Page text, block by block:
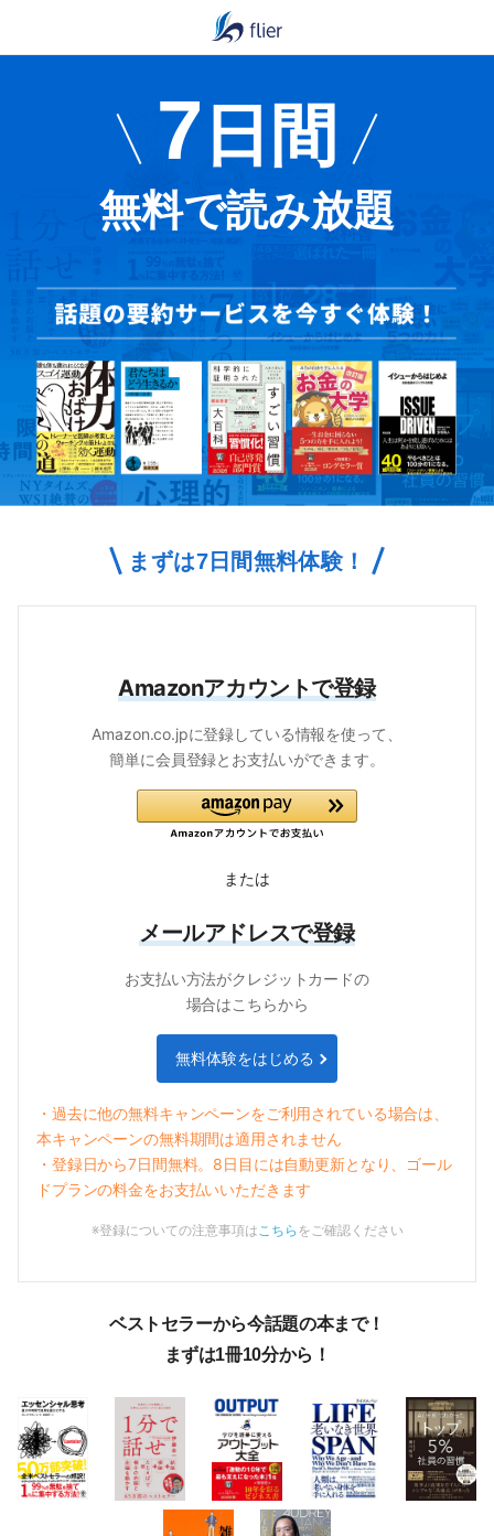
7 日間
無料で読み放題
まずは7日間無料体験！
Amazonアカウントで登録
Amazon.co.jpに登録している情報を使って、
簡単に会員登録とお支払いができます。
または
メールアドレスで登録
お支払い方法がクレジットカードの
場合はこちらから
無料体験をはじめる
・過去に他の無料キャンペーンをご利用されている場合は、
本キャンペーンの無料期間は適用されません
・登録日から7日間無料。 8日目には自動更新となり、
ゴール
ドプランの料金をお支払いいただきます
※登録についての注意事項はこちら をご確認ください
ベストセラーから今話題の本まで！
まずは1冊10分から！